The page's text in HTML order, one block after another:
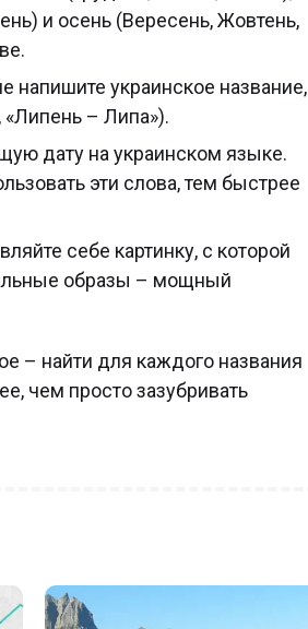
и осень (Вересень, Жовтень,
напишите украинское название,
– Липа»).
дату на украинском языке.
эти слова, тем быстрее
себе картинку, с которой
образы – мощный
– найти для каждого названия
чем просто зазубривать